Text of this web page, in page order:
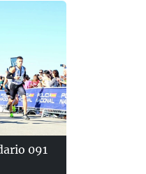
091